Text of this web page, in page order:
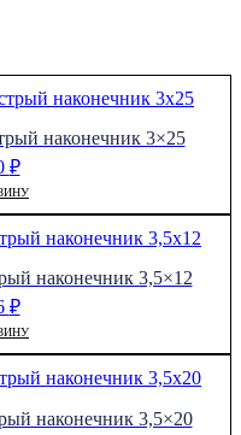
наконечник 3×25
₽
наконечник 3,5×12
₽
наконечник 3,5×20